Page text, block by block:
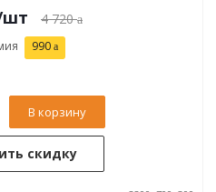
4 720
990
В корзину
скидку